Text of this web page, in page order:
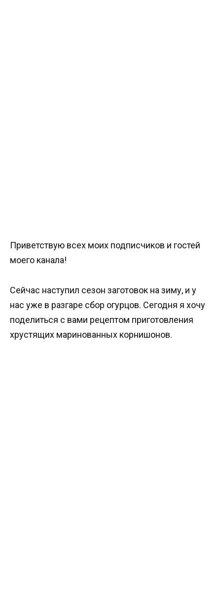
Приветствую всех моих подписчиков и гостей
моего канала!
Сейчас наступил сезон заготовок на зиму, и у
нас уже в разгаре сбор огурцов. Сегодня я хочу
поделиться с вами рецептом приготовления
хрустящих маринованных корнишонов.